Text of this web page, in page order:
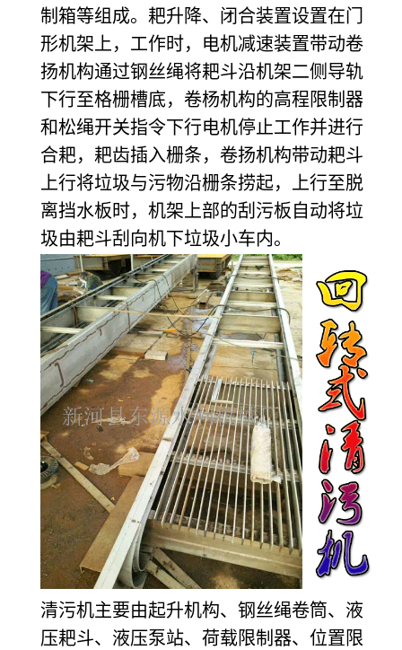
制箱等组成。耙升降、闭合装置设置在门
形机架上，工作时，电机减速装置带动卷
扬机构通过钢丝绳将耙斗沿机架二侧导轨
下行至格栅槽底，卷杨机构的高程限制器
和松绳开关指令下行电机停止工作并进行
合耙，耙齿插入栅条，卷扬机构带动耙斗
上行将垃圾与污物沿栅条捞起，上行至脱
离挡水板时，机架上部的刮污板自动将垃
圾由耙斗刮向机下垃圾小车内。
清污机主要由起升机构、钢丝绳卷筒、液
压耙斗、液压泵站、荷载限制器、位置限